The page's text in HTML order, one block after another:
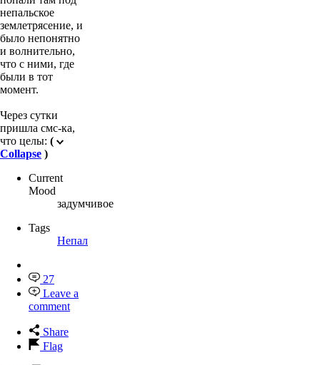
непальское
землетрясение, и
было непонятно
и волнительно,
что с ними, где
были в тот
момент.
Через сутки
пришла смс-ка,
что целы: (
Collapse )
Current
Mood
задумчивое
Tags
Непал
27
Leave a
comment
Share
Flag